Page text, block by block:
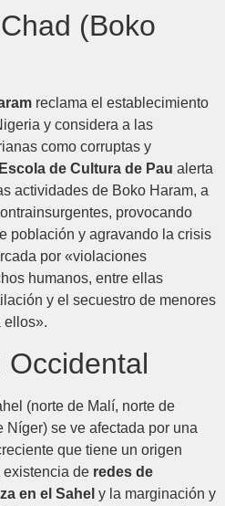
(Boko
reclama el establecimiento
y considera a las
como corruptas y
Escola de Cultura de Pau alerta
actividades de Boko Haram, a
provocando
población y agravando la crisis
por «violaciones
humanos, entre ellas
y el secuestro de menores
ellos».
Occidental
(norte de Malí, norte de
Níger) se ve afectada por una
que tiene un origen
de redes de
en el Sahel y la marginación y